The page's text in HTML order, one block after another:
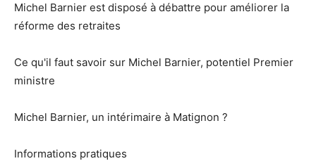
Michel Barnier est disposé à débattre pour améliorer la
réforme des retraites
Ce qu'il faut savoir sur Michel Barnier, potentiel Premier
ministre
Michel Barnier, un intérimaire à Matignon ?
Informations pratiques